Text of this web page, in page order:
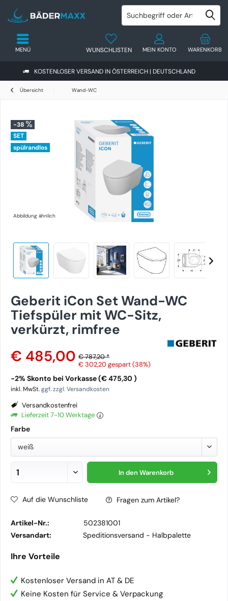
KOSTENLOSER VERSAND IN ÖSTERREICH | DEUTSCHLAND
WARENKORB
WUNSCHLISTEN MEIN KONTO
MENÜ
Übersicht Wand-WC
-38
SET
spülrandlos
Abbildung ähnlich
Geberit iCon Set Wand-WC
Tiefspüler mit WC-Sitz,
verkürzt, rimfree
€ 485,00 € 787,20 *
€ 302,20gespart (38%)
-2% Skonto bei Vorkasse (€ 475,30 )
inkl. MwSt.ggf. zzgl. Versandkosten
Versandkostenfrei
Lieferzeit 7-10 Werktage
Farbe
weiß
In den Warenkorb
Auf die Wunschliste Fragen zum Artikel?
Artikel-Nr.:
502381001
Versandart:
Speditionsversand - Halbpalette
Ihre Vorteile
Kostenloser Versand in AT & DE
Keine Kosten für Service & Verpackung